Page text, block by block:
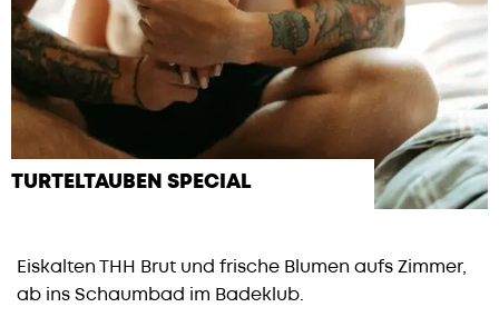
TURTELTAUBEN SPECIAL
Eiskalten THH Brut und frische Blumen aufs Zimmer,
ab ins Schaumbad im Badeklub.